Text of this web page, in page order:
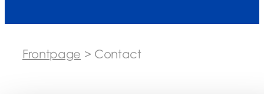
Frontpage > Contact